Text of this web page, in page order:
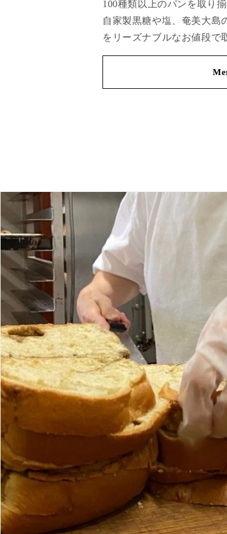
100種類以上のパンを取り揃
自家製黒糖や塩、奄美大島
をリーズナブルなお値段で